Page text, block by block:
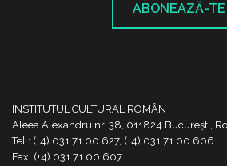
ABONEAZĂ-TE
INSTITUTUL CULTURAL ROMÂN
Aleea Alexandru nr. 38, 011824 București,
Tel.: (+4) 031 71 00 627, (+4) 031 71 00 606
Fax: (+4) 031 71 00 607